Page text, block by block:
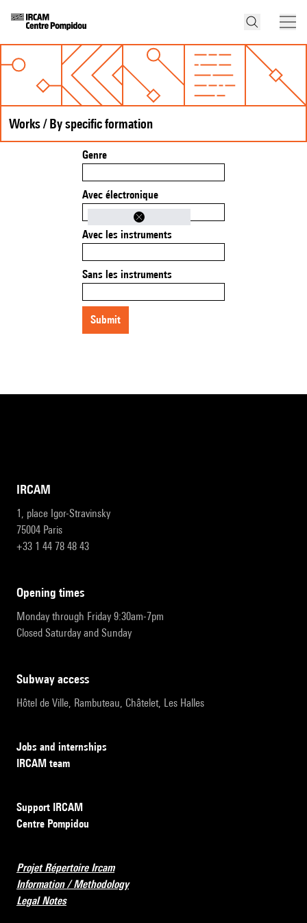
Works / By specific formation
Genre
Avec électronique
Avec les instruments
Sans les instruments
submit
IRCAM
1, place Igor-Stravinsky
75004 Paris
+33 1 44 78 48 43
opening times
Monday through Friday 9:30am-7pm
Closed Saturday and Sunday
subway access
Hôtel de Ville, Rambuteau, Châtelet, Les Halles
Jobs and internships
IRCAM team
Support IRCAM
Centre Pompidou
Projet Répertoire Ircam
Information / Methodology
Legal Notes